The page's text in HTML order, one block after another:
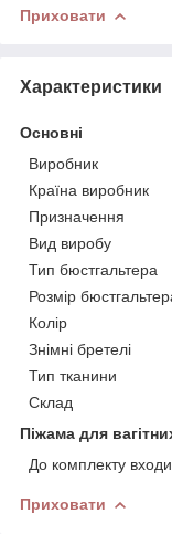
Приховати
Характеристики
Основні
Виробник
Країна виробник
Призначення
Вид виробу
Тип бюстгальтера
Розмір
Колір
Знімні бретелі
Тип тканини
Склад
Піжама для
До комплекту
Приховати